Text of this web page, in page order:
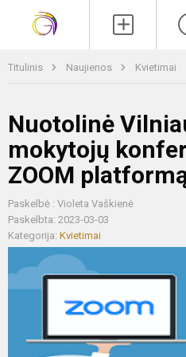
Titulinis Naujienos Kvietimai
Nuotolinė
mokytojų
ZOOM
Paskelbė : Violeta Vaškienė
Paskelbta: 2023-03-03
Kategorija: Kvietimai